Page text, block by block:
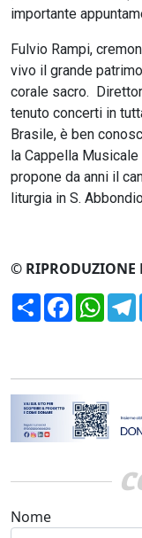
importante
Fulvio Rampi,
vivo il grande
corale sacro.
tenuto concerti in
Brasile, è ben
la Cappella
propone da anni il
liturgia in S.
© RIPRODUZIONE
CondividiFacebook
Nome